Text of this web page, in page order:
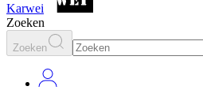
Karwei
Zoeken
Zoeken